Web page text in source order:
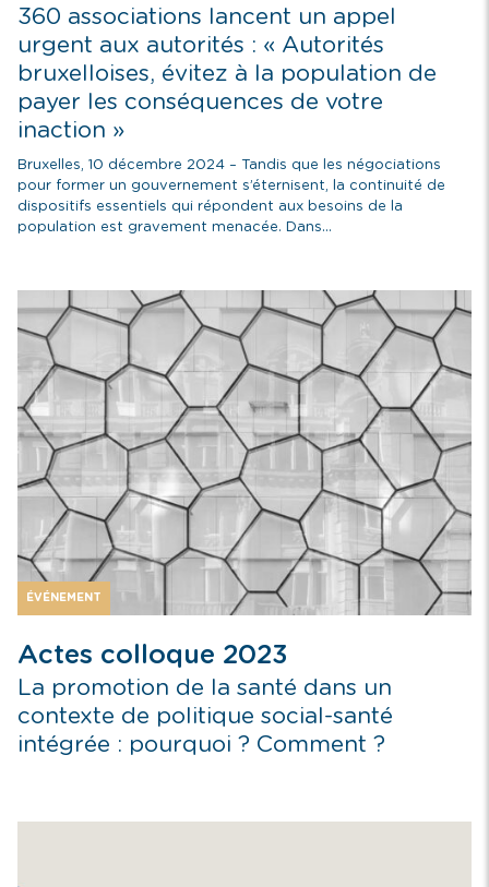
360 associations lancent un appel
urgent aux autorités : « Autorités
bruxelloises, évitez à la population de
payer les conséquences de votre
inaction »
Bruxelles, 10 décembre 2024 – Tandis que les négociations
pour former un gouvernement s’éternisent, la continuité de
dispositifs essentiels qui répondent aux besoins de la
population est gravement menacée. Dans...
ÉVÉNEMENT
Actes colloque 2023
La promotion de la santé dans un
contexte de politique social-santé
intégrée : pourquoi ? Comment ?